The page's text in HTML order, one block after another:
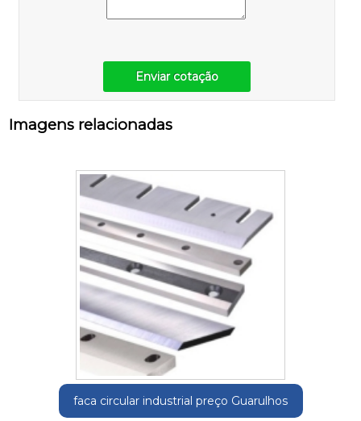
Enviar cotação
Imagens relacionadas
faca circular industrial preço Guarulhos